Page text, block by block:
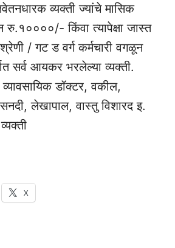
व्यक्ती ज्यांचे मासिक
रु.१००००/- किंवा त्यापेक्षा जास्त
/ गट ड वर्ग कर्मचारी वगळून
सर्व आयकर भरलेल्या व्यक्ती.
डॉक्टर, वकील,
लेखापाल, वास्तु विशारद इ.
X